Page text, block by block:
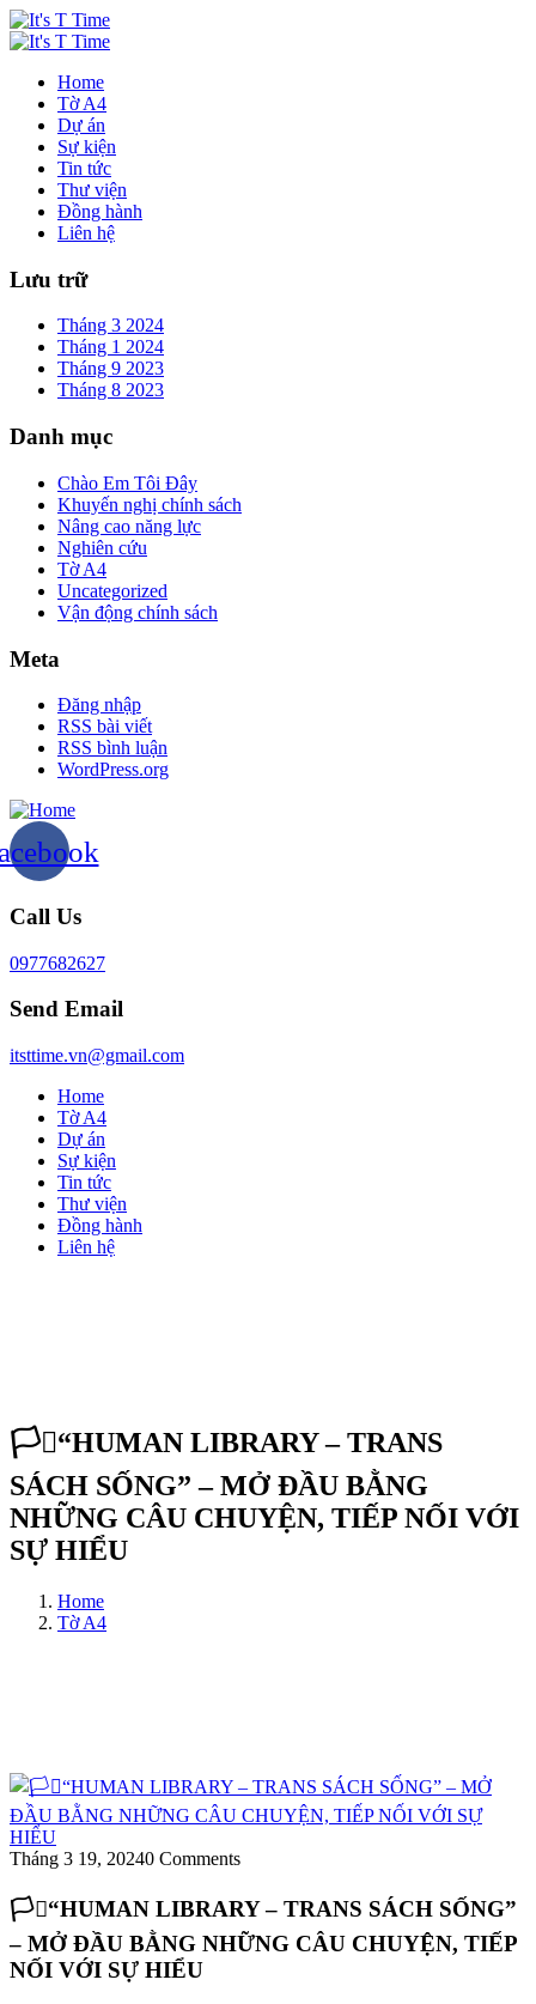
Home
Tờ A4
Dự án
Sự kiện
Tin tức
Thư viện
Đồng hành
Liên hệ
Lưu trữ
Tháng 3 2024
Tháng 1 2024
Tháng 9 2023
Tháng 8 2023
Danh mục
Chào Em Tôi Đây
Khuyến nghị chính sách
Nâng cao năng lực
Nghiên cứu
Tờ A4
Uncategorized
Vận động chính sách
Meta
Đăng nhập
RSS bài viết
RSS bình luận
WordPress.org
Call Us
0977682627
Send Email
itsttime.vn@gmail.com
Home
Tờ A4
Dự án
Sự kiện
Tin tức
Thư viện
Đồng hành
Liên hệ
🏳️‍⚧️“HUMAN LIBRARY – TRANS
SÁCH SỐNG” – MỞ ĐẦU BẰNG
NHỮNG CÂU CHUYỆN, TIẾP NỐI VỚI
SỰ HIỂU
Home
Tờ A4
Tháng 3 19, 20240 Comments
🏳️‍⚧️“HUMAN LIBRARY – TRANS SÁCH SỐNG”
– MỞ ĐẦU BẰNG NHỮNG CÂU CHUYỆN, TIẾP
NỐI VỚI SỰ HIỂU